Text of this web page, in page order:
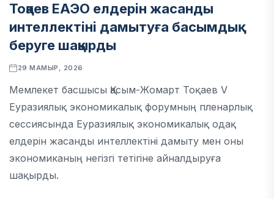
Тоқаев ЕАЭО елдерін жасанды
интеллектіні дамытуға басымдық
беруге шақырды
29 МАМЫР, 2026
Мемлекет басшысы Қасым-Жомарт Тоқаев V
Еуразиялық экономикалық форумның пленарлық
сессиясында Еуразиялық экономикалық одақ
елдерін жасанды интеллектіні дамыту мен оны
экономиканың негізгі тетігіне айналдыруға
шақырды.